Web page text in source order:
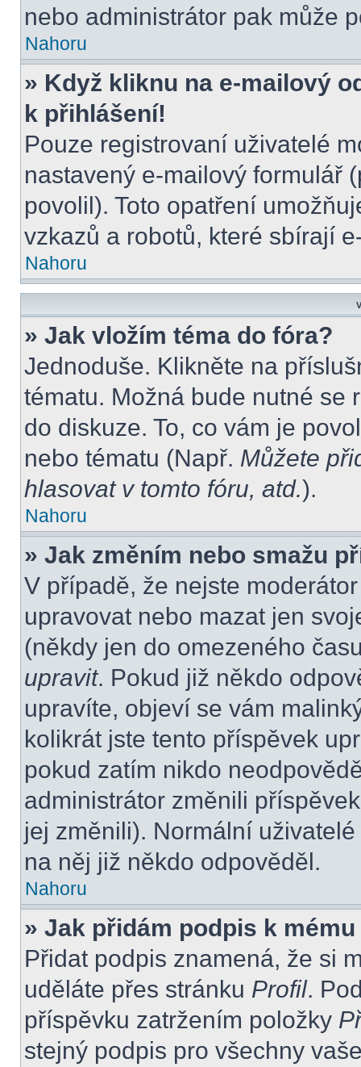
nebo administrátor pak může
Nahoru
» Když kliknu na e-mailový
k přihlášení!
Pouze registrovaní uživatelé
nastavený e-mailový formulář
povolil). Toto opatření
vzkazů a robotů, které sbírají
Nahoru
» Jak vložím téma do fóra?
Jednoduše. Klikněte na
tématu. Možná bude nutné se
do diskuze. To, co vám je
nebo tématu (Např. Můžete
hlasovat v tomto fóru, atd.).
Nahoru
» Jak změním nebo smažu
V případě, že nejste
upravovat nebo mazat jen
(někdy jen do omezeného
upravit. Pokud již někdo
upravíte, objeví se vám
kolikrát jste tento příspěvek
pokud zatím nikdo
administrátor změnili
jej změnili). Normální
na něj již někdo odpověděl.
Nahoru
» Jak přidám podpis k
Přidat podpis znamená, že si
uděláte přes stránku Profil.
příspěvku zatržením položky
stejný podpis pro všechny